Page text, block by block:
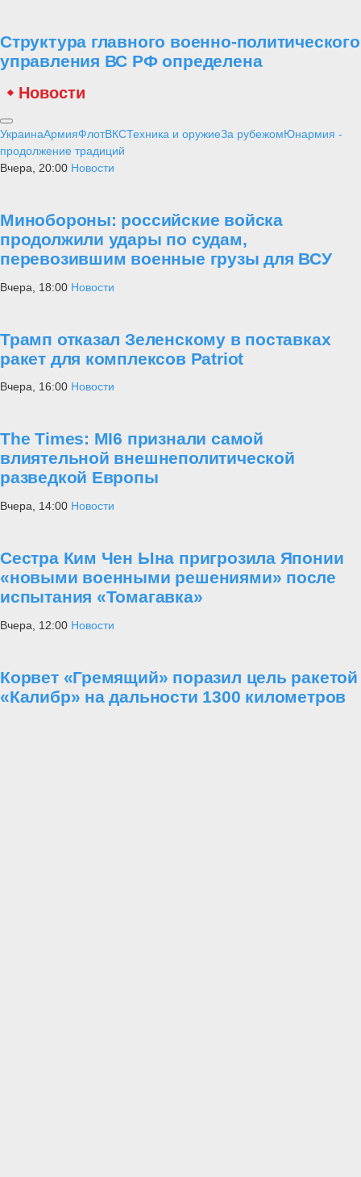
Структура главного военно-политического
управления ВС РФ определена
Новости
УкраинаАрмияФлотВКСТехника и оружиеЗа рубежомЮнармия -
продолжение традиций
Вчера, 20:00 Новости
Минобороны: российские войска
продолжили удары по судам,
перевозившим военные грузы для ВСУ
Вчера, 18:00 Новости
Трамп отказал Зеленскому в поставках
ракет для комплексов Patriot
Вчера, 16:00 Новости
The Times: MI6 признали самой
влиятельной внешнеполитической
разведкой Европы
Вчера, 14:00 Новости
Сестра Ким Чен Ына пригрозила Японии
«новыми военными решениями» после
испытания «Томагавка»
Вчера, 12:00 Новости
Корвет «Гремящий» поразил цель ракетой
«Калибр» на дальности 1300 километров